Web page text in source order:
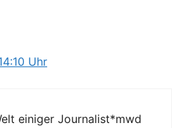
Uhr
einiger Journalist*mwd